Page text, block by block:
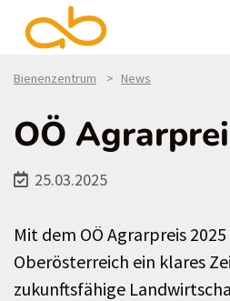
Bienenzentrum News
OÖ
25.03.2025
Mit dem OÖ Agrarpreis
Oberösterreich ein klares
zukunftsfähige